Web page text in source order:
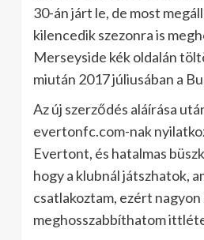
30-án járt le, de most
kilencedik szezonra is
Merseyside kék oldalán
miután 2017 júliusában a
Az új szerződés aláírása
evertonfc.com-nak
Evertont, és hatalmas
hogy a klubnál játszhatok,
csatlakoztam, ezért
meghosszabbíthatom